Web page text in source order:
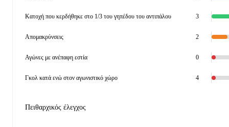
Κατοχή που κερδήθηκε στο 1/3 του γηπέδου του αντιπάλου 3
Απομακρύνσεις 2
Αγώνες με ανέπαφη εστία 0
Γκολ κατά ενώ στον αγωνιστικό χώρο 4
Πειθαρχικός έλεγχος